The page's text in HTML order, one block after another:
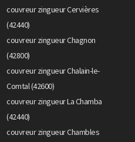
couvreur zingueur Cervières
(42440)
couvreur zingueur Chagnon
(42800)
couvreur zingueur Chalain-le-
Comtal (42600)
couvreur zingueur La Chamba
(42440)
couvreur zingueur Chambles